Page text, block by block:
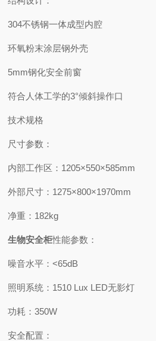
304不锈钢一体成型内腔
环氧粉末涂层钢外壳
5mm钢化安全前窗
符合人体工学的3°倾斜操作口
技术规格
尺寸参数：
内部工作区：1205×550×585mm
外部尺寸：1275×800×1970mm
净重：182kg
生物安全柜性能参数：
噪音水平：<65dB
照明系统：1510 Lux LED无影灯
功耗：350W
安全配置：